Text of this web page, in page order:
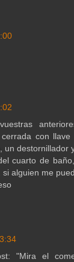
cerrada con
un destornillador
cuarto de
alguien me
"Mira el